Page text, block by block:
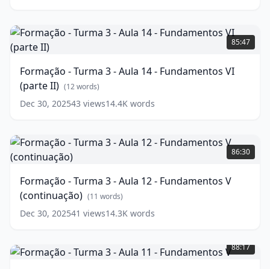
parte
I (11
words)
Formação
-
Turma
Aula
14
VI
(parte
II)
words)
85:47
Formação - Turma 3 - Aula 14 - Fundamentos VI
(parte II) (12words)
Dec 30, 202543 views14.4K words
Formação
-
Turma
Aula
12
V
(continuação)
86:30
Formação - Turma 3 - Aula 12 - Fundamentos V
(continuação) (11 words)
Dec 30, 202541 views14.3K words
-
Turma
88:17